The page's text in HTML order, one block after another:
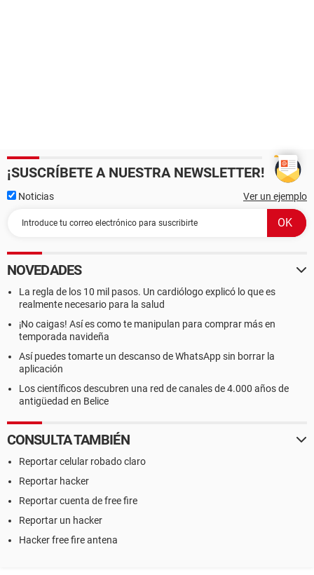
¡SUSCRÍBETE A NUESTRA NEWSLETTER!
Noticias Ver un ejemplo
NOVEDADES
La regla de los 10 mil pasos. Un cardiólogo explicó lo que es
realmente necesario para la salud
¡No caigas! Así es como te manipulan para comprar más en
temporada navideña
Así puedes tomarte un descanso de WhatsApp sin borrar la
aplicación
Los científicos descubren una red de canales de 4.000 años de
antigüedad en Belice
CONSULTA TAMBIÉN
Reportar celular robado claro
Reportar hacker
Reportar cuenta de free fire
Reportar un hacker
Hacker free fire antena